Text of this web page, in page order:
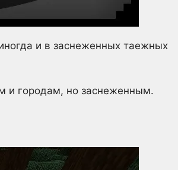
и в заснеженных таежных
и городам, но заснеженным.